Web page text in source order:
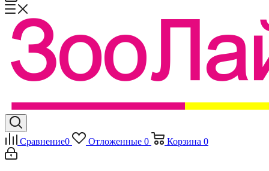
Сравнение0 Отложенные 0 Корзина 0